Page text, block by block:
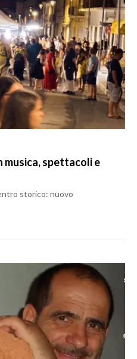
musica, spettacoli e
storico: nuovo